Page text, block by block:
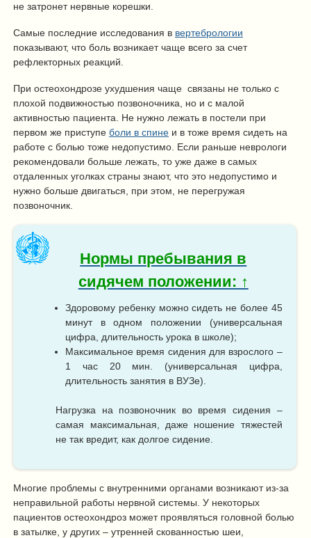
не затронет нервные корешки.
Самые последние исследования в вертебрологии
показывают, что боль возникает чаще всего за счет
рефлекторных реакций.
При остеохондрозе ухудшения чаще связаны не только с
плохой подвижностью позвоночника, но и с малой
активностью пациента. Не нужно лежать в постели при
первом же приступе боли в спине и в тоже время сидеть на
работе с болью тоже недопустимо. Если раньше неврологи
рекомендовали больше лежать, то уже даже в самых
отдаленных уголках страны знают, что это недопустимо и
нужно больше двигаться, при этом, не перегружая
позвоночник.
Нормы пребывания в
сидячем положении: ↑
Здоровому ребенку можно сидеть не более 45
минут в одном положении (универсальная
цифра, длительность урока в школе);
Максимальное время сидения для взрослого –
1 час 20 мин. (универсальная цифра,
длительность занятия в ВУЗе).
Нагрузка на позвоночник во время сидения –
самая максимальная, даже ношение тяжестей
не так вредит, как долгое сидение.
Многие проблемы с внутренними органами возникают из-за
неправильной работы нервной системы. У некоторых
пациентов остеохондроз может проявляться головной болью
в затылке, у других – утренней скованностью шеи,